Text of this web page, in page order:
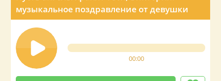
музыкальное поздравление от девушки
00:00